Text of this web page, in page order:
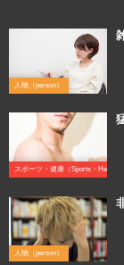
人物（person）
スポーツ・健康（Sports・Health）
人物（person）